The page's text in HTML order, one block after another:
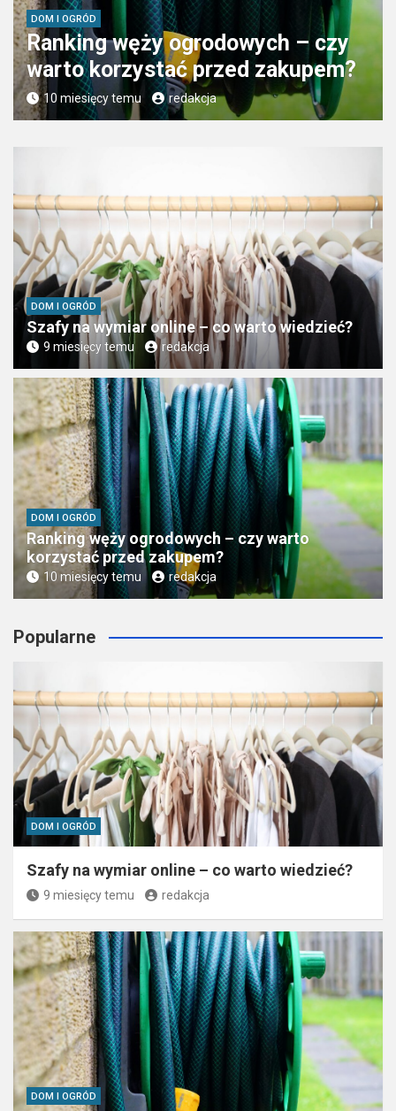
DOM I OGRÓD
Ranking węży ogrodowych – czy
warto korzystać przed zakupem?
10 miesięcy temu redakcja
DOM I OGRÓD
Szafy na wymiar online – co warto wiedzieć?
9 miesięcy temu redakcja
DOM I OGRÓD
Ranking węży ogrodowych – czy warto
korzystać przed zakupem?
10 miesięcy temu redakcja
Popularne
DOM I OGRÓD
Szafy na wymiar online – co warto wiedzieć?
9 miesięcy temu redakcja
DOM I OGRÓD